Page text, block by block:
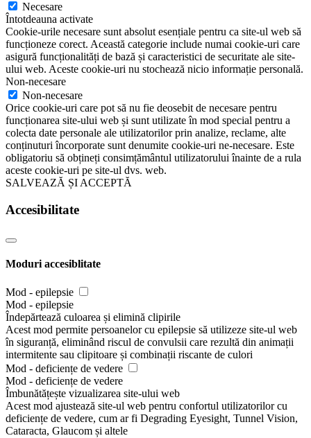
Necesare
Întotdeauna activate
Cookie-urile necesare sunt absolut esențiale pentru ca site-ul web să
funcționeze corect. Această categorie include numai cookie-uri care
asigură funcționalități de bază și caracteristici de securitate ale site-
ului web. Aceste cookie-uri nu stochează nicio informație personală.
Non-necesare
Non-necesare
Orice cookie-uri care pot să nu fie deosebit de necesare pentru
funcționarea site-ului web și sunt utilizate în mod special pentru a
colecta date personale ale utilizatorilor prin analize, reclame, alte
conținuturi încorporate sunt denumite cookie-uri ne-necesare. Este
obligatoriu să obțineți consimțământul utilizatorului înainte de a rula
aceste cookie-uri pe site-ul dvs. web.
SALVEAZĂ ȘI ACCEPTĂ
Accesibilitate
Moduri accesiblitate
Mod - epilepsie
Mod - epilepsie
Îndepărtează culoarea și elimină clipirile
Acest mod permite persoanelor cu epilepsie să utilizeze site-ul web
în siguranță, eliminând riscul de convulsii care rezultă din animații
intermitente sau clipitoare și combinații riscante de culori
Mod - deficiențe de vedere
Mod - deficiențe de vedere
Îmbunătățește vizualizarea site-ului web
Acest mod ajustează site-ul web pentru confortul utilizatorilor cu
deficiențe de vedere, cum ar fi Degrading Eyesight, Tunnel Vision,
Cataracta, Glaucom și altele